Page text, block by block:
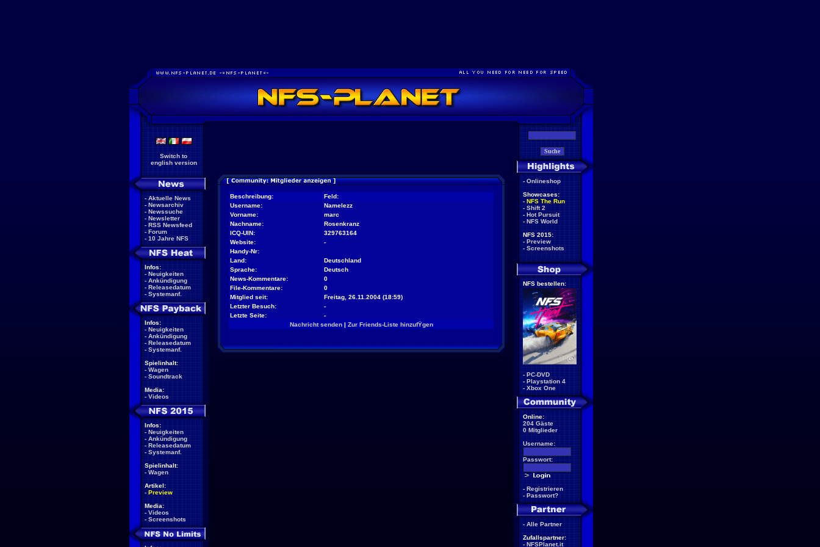
Switch to
english version
- Aktuelle News
- Newsarchiv
- Newssuche
- Newsletter
- RSS Newsfeed
- Forum
- 10 Jahre NFS
Infos:
- Neuigkeiten
- Ankündigung
- Releasedatum
- Systemanf.
Infos:
- Neuigkeiten
- Ankündigung
- Releasedatum
- Systemanf.
Spielinhalt:
- Wagen
- Soundtrack
Media:
- Videos
Infos:
- Neuigkeiten
- Ankündigung
- Releasedatum
- Systemanf.
Spielinhalt:
- Wagen
Artikel:
- Preview
Media:
- Videos
- Screenshots
Beschreibung:
Feld:
Username:
Namelezz
Vorname:
marc
Nachname:
Rosenkranz
ICQ-UIN:
329763164
Website:
-
Handy-Nr:
Land:
Deutschland
Sprache:
Deutsch
News-Kommentare:
0
File-Kommentare:
0
Mitglied seit:
Freitag, 26.11.2004 (18:59)
Letzter Besuch:
-
Letzte Seite:
-
Nachricht senden| Zur Friends-Liste hinzufŸgen
- Onlineshop
Showcases:
- NFS The Run
- Shift 2
- Hot Pursuit
- NFS World
NFS 2015:
- Preview
- Screenshots
NFS bestellen:
- PC-DVD
- Playstation 4
- Xbox One
Online:
204 Gäste
0 Mitglieder
Username:
Passwort:
- Registrieren
- Passwort?
- Alle Partner
Zufallspartner:
- NFSPlanet.it